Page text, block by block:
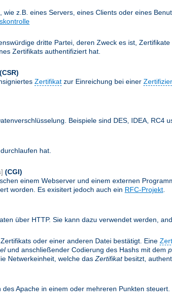
z.B. eines Servers, eines Clients oder eines
dritte Partei, deren Zweck es ist,
Zertifikats authentifiziert hat.
(CSR)
Zertifikat zur Einreichung bei einer
Beispiele sind DES, IDEA, RC4
durchlaufen hat.
(CGI)
einem Webserver und einem externen
worden. Es exisitert jedoch auch ein RFC-Projekt
über HTTP. Sie kann dazu verwendet werden,
oder einer anderen Datei bestätigt. Eine
und anschließender Codierung des Hashs mit dem
Netwerkeinheit, welche das Zertifikatbesitzt,
Apache in einem oder mehreren Punkten